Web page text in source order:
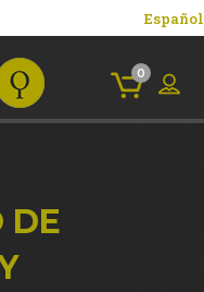
Español
0
DE